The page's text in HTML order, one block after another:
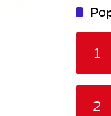
1
2